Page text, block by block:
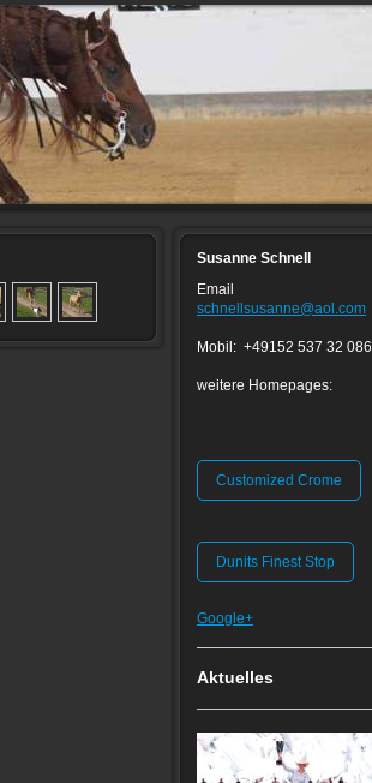
Susanne Schnell
Email
schnellsusanne@aol.com
Mobil: +49152 537 32 086
weitere Homepages:
Customized Crome
Dunits Finest Stop
Google+
Aktuelles